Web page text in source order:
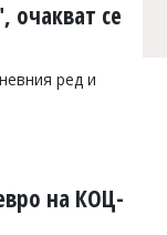
се
ред и
на КОЦ-